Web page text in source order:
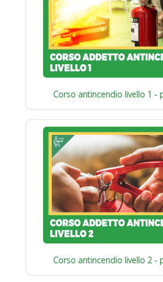
Corso antincendio livello 1 -
Corso antincendio livello 2 -